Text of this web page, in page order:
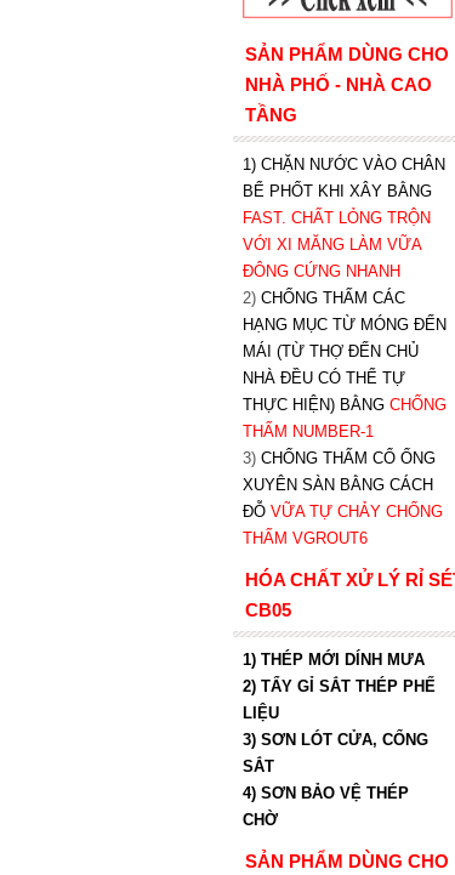
SẢN PHẨM DÙNG CHO
NHÀ PHỐ - NHÀ CAO
TẦNG
1) CHẶN NƯỚC VÀO CHÂN
BỂ PHỐT KHI XÂY BẰNG
FAST. CHẤT LỎNG TRỘN
VỚI XI MĂNG LÀM VỮA
ĐÔNG CỨNG NHANH
2) CHỐNG THẤM CÁC
HẠNG MỤC TỪ MÓNG ĐẾN
MÁI (TỪ THỢ ĐẾN CHỦ
NHÀ ĐỀU CÓ THỂ TỰ
THỰC HIỆN) BẰNG CHỐNG
THẤM NUMBER-1
3) CHỐNG THẤM CỔ ỐNG
XUYÊN SÀN BẰNG CÁCH
ĐỖ VỮA TỰ CHẢY CHỐNG
THẤM VGROUT6
HÓA CHẤT XỬ LÝ RỈ
CB05
1) THÉP MỚI DÍNH MƯA
2) TẨY GỈ SẮT THÉP PHẾ
LIỆU
3) SƠN LÓT CỬA, CỔNG
SẮT
4) SƠN BẢO VỆ THÉP
CHỜ
SẢN PHẨM DÙNG CHO